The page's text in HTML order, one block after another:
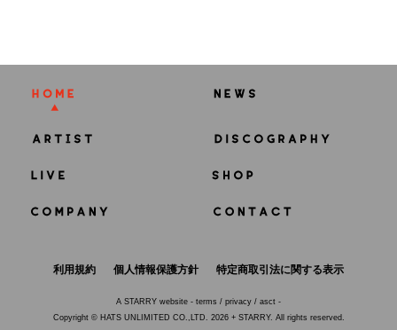
利用規約 個人情報保護方針 特定商取引法に関する表示
A STARRY website - terms / privacy / asct -
Copyright © HATS UNLIMITED CO.,LTD. 2026 + STARRY. All rights reserved.